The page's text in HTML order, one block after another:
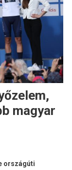
magyar
országúti